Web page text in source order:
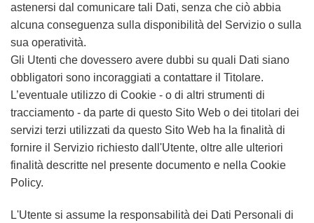
astenersi dal comunicare tali Dati, senza che ciò abbia
alcuna conseguenza sulla disponibilità del Servizio o sulla
sua operatività.
Gli Utenti che dovessero avere dubbi su quali Dati siano
obbligatori sono incoraggiati a contattare il Titolare.
L’eventuale utilizzo di Cookie - o di altri strumenti di
tracciamento - da parte di questo Sito Web o dei titolari dei
servizi terzi utilizzati da questo Sito Web ha la finalità di
fornire il Servizio richiesto dall'Utente, oltre alle ulteriori
finalità descritte nel presente documento e nella Cookie
Policy.
L'Utente si assume la responsabilità dei Dati Personali di